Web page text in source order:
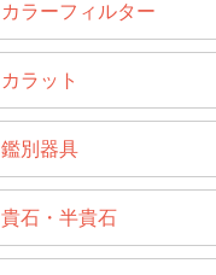
カラーフィルター
カラット
鑑別器具
貴石・半貴石